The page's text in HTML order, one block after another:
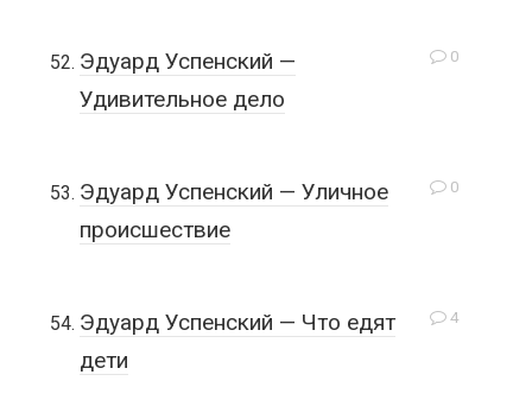
0
Эдуард Успенский —
Удивительное дело
0
Эдуард Успенский — Уличное
происшествие
4
Эдуард Успенский — Что едят
дети